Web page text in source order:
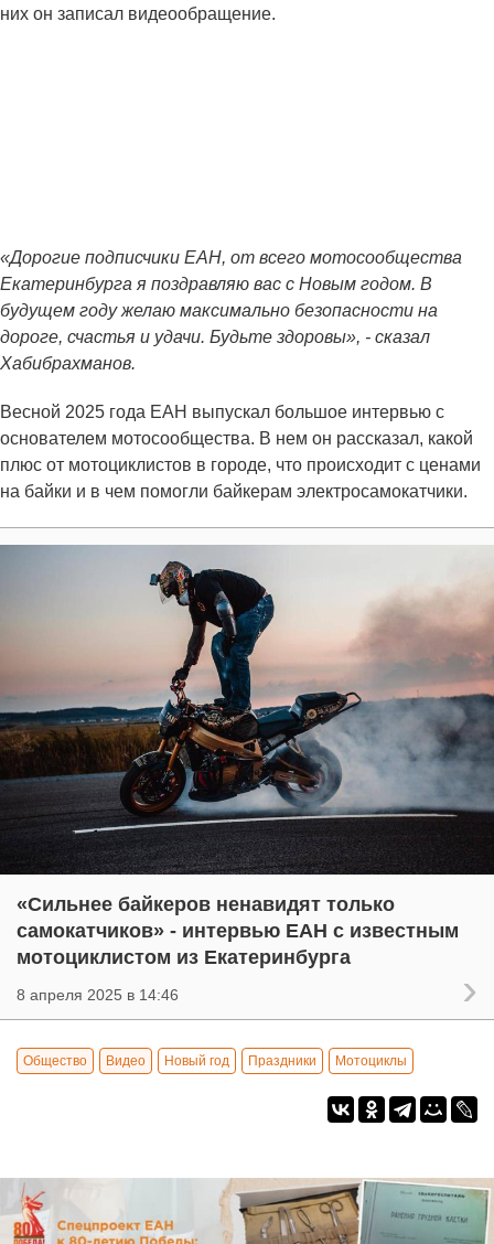
них он записал видеообращение.
«Дорогие подписчики ЕАН, от всего мотосообщества
Екатеринбурга я поздравляю вас с Новым годом. В
будущем году желаю максимально безопасности на
дороге, счастья и удачи. Будьте здоровы», - сказал
Хабибрахманов.
Весной 2025 года ЕАН выпускал большое интервью с
основателем мотосообщества. В нем он рассказал, какой
плюс от мотоциклистов в городе, что происходит с ценами
на байки и в чем помогли байкерам электросамокатчики.
«Сильнее байкеров ненавидят только
самокатчиков» - интервью ЕАН с известным
мотоциклистом из Екатеринбурга
8 апреля 2025 в 14:46
Общество Видео Новый год Праздники Мотоциклы